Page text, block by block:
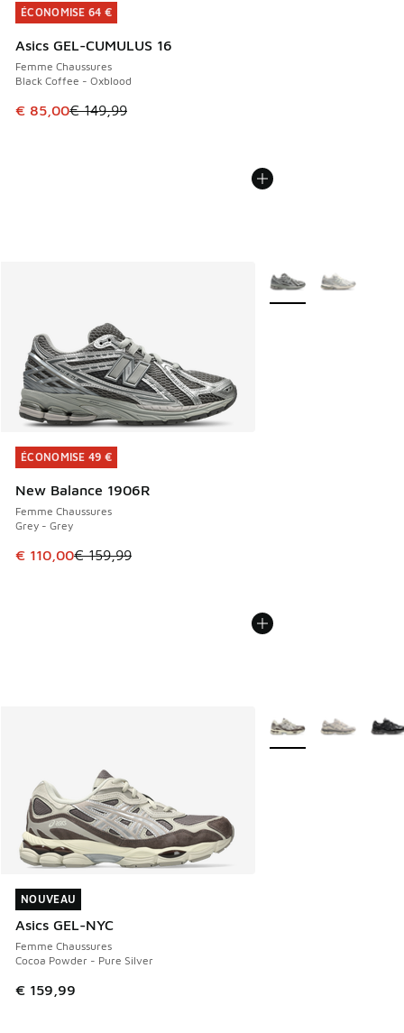
ÉCONOMISE 64 €
Asics GEL-CUMULUS 16
Femme Chaussures
Black Coffee - Oxblood
Cet article est en promotion. Prix en baisse de € 149,99 à
€ 85,00€ 149,99
ÉCONOMISE 64 €
ÉCONOMISE 49 €
New Balance 1906R
Femme Chaussures
Grey - Grey
Cet article est en promotion. Prix en baisse de € 159,99 à
€ 110,00€ 159,99
ÉCONOMISE 49 €
Plus de couleurs
NOUVEAU
Asics GEL-NYC
Femme Chaussures
Cocoa Powder - Pure Silver
€ 159,99
NOUVEAU
Plus de couleurs